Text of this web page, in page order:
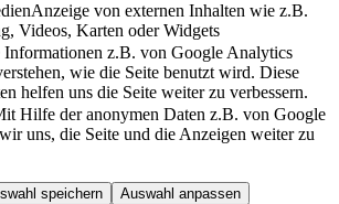
Anzeige von externen Inhalten wie z.B.
Videos, Karten oder Widgets
Informationen z.B. von Google Analytics
wie die Seite benutzt wird. Diese
helfen uns die Seite weiter zu verbessern.
Hilfe der anonymen Daten z.B. von Google
uns, die Seite und die Anzeigen weiter zu
speichern Auswahl anpassen